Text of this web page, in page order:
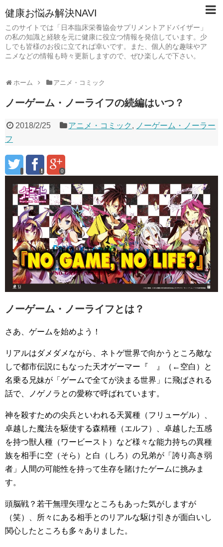
健康お悩み解決NAVI
このサイトでは「日本臨床栄養協会サプリメントアドバイザー」
の私の知識と経験を元に健康に役立つ情報を発信しています。少
しでも皆様のお役に立てれば幸いです。また、個人的な趣味やア
ニメなどの情報も時々更新しますので、ぜひ楽しんで下さい。
ホーム アニメ・コミック
ノーゲーム・ノーライフの続編はいつ？
2018/2/25 アニメ・コミック , ノーゲーム・ノーラー
フ
0
ノーゲーム・ノーライフとは？
さあ、ゲームを始めよう！
リアルはダメダメながら、ネトゲ世界で向かうところ敵な
しで都市伝説にもなった天才ゲーマー『 』（←空白）と
名乗る兄妹が「ゲームで全てが決まる世界」に飛ばされる
話で、ノゲノラとの愛称で呼ばれています。
神を殺すための尖兵といわれる天翼種（フリューゲル）、
卓越した魔法を駆使する森精種（エルフ）、卓越した五感
を持つ獣人種（ワービースト）など様々な能力持ちの異種
族を相手に空（そら）と白（しろ）の兄弟が「誇り高き弱
者」人間の可能性を持って生存を賭けたゲームに挑みま
す。
頭脳戦？若干無理矢理なところもあった気がしますが
（笑）、所々にある相手とのリアルな駆け引きが面白いし
関心したところも多々ありました。